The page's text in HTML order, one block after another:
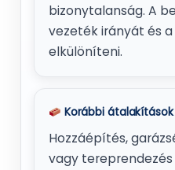
bizonytalanság. A
vezeték irányát és
elkülöníteni.
Korábbi átalakítások
Hozzáépítés,
vagy